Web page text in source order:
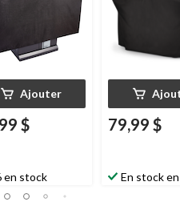
Ajouter
$
en stock
étanche et
boucles de
suspension
79,99 $
En stock